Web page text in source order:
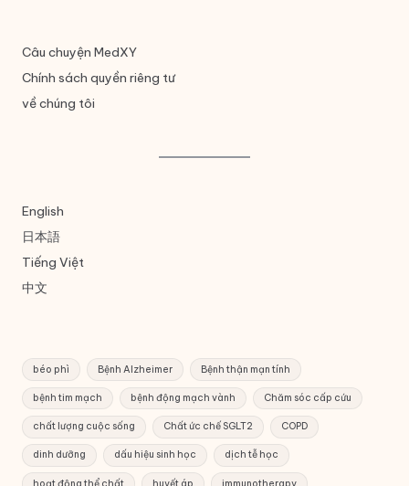
Câu chuyện MedXY
Chính sách quyền riêng tư
về chúng tôi
English
日本語
Tiếng Việt
中文
béo phì Bệnh Alzheimer Bệnh thận mạn tính
bệnh tim mạch bệnh động mạch vành Chăm sóc cấp cứu
chất lượng cuộc sống Chất ức chế SGLT2 COPD
dinh dưỡng dấu hiệu sinh học dịch tễ học
hoạt động thể chất huyết áp immunotherapy